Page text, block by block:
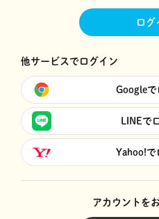
ログ
他サービスでログイン
Googleで
LINEで
Yahoo!で
アカウントを